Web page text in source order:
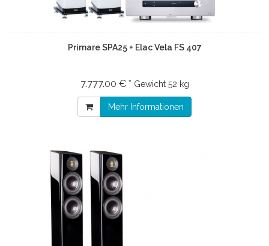
Primare SPA25 + Elac Vela FS 407
7.777.00 € * Gewicht 52 kg
Mehr Informationen